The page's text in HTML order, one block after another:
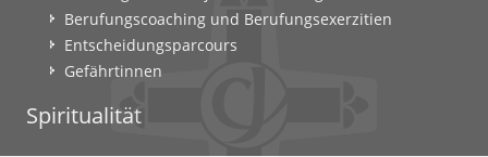
Berufungscoaching und Berufungsexerzitien
Entscheidungsparcours
Gefährtinnen
Spiritualität